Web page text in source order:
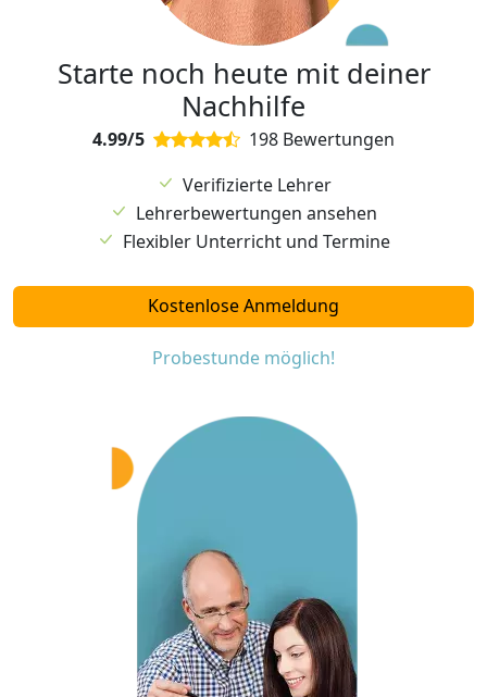
Starte noch heute mit deiner
Nachhilfe
4.99/5
198 Bewertungen
Verifizierte Lehrer
Lehrerbewertungen ansehen
Flexibler Unterricht und Termine
Kostenlose Anmeldung
Probestunde möglich!